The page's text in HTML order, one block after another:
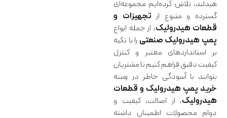
هیدلند، تلاش کرده‌ایم مجموعه‌ای
گسترده و متنوع از تجهیزات و
قطعات هیدرولیک، از جمله انواع
پمپ هیدرولیک صنعتی را با تکیه
بر استانداردهای معتبر و کنترل
کیفیت دقیق فراهم کنیم تا مشتریان
بتوانند با آسودگی خاطر در زمینه
خرید پمپ هیدرولیک و قطعات
هیدرولیک، از اصالت، کیفیت و
دوام محصولات اطمینان داشته